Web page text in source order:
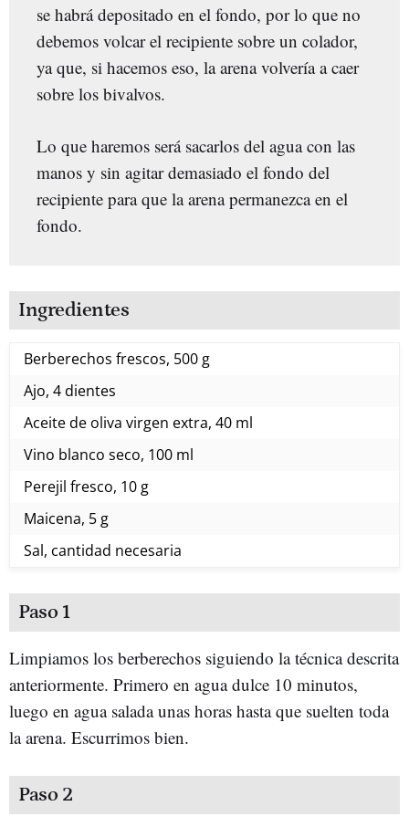
se habrá depositado en el fondo, por lo que no
debemos volcar el recipiente sobre un colador,
ya que, si hacemos eso, la arena volvería a caer
sobre los bivalvos.
Lo que haremos será sacarlos del agua con las
manos y sin agitar demasiado el fondo del
recipiente para que la arena permanezca en el
fondo.
Ingredientes
Berberechos frescos, 500 g
Ajo, 4 dientes
Aceite de oliva virgen extra, 40 ml
Vino blanco seco, 100 ml
Perejil fresco, 10 g
Maicena, 5 g
Sal, cantidad necesaria
Paso 1
Limpiamos los berberechos siguiendo la técnica descrita
anteriormente. Primero en agua dulce 10 minutos,
luego en agua salada unas horas hasta que suelten toda
la arena. Escurrimos bien.
Paso 2